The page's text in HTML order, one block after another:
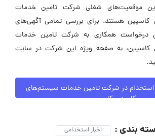
موقعیت‌های شغلی شرکت تامین خدمات
کاسپین هستند. برای بررسی تمامی آگهی‌های
درخواست همکاری به شرکت تامین خدمات
کاسپین، به صفحه ویژه این شرکت در سایت
در شرکت تامین خدمات سیستم‌های
کاربردی کاسپین
بندی : اخبار استخدامی